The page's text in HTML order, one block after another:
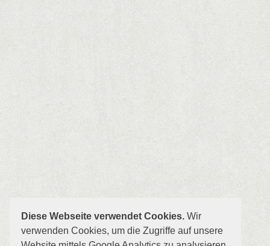
Diese Webseite verwendet Cookies. Wir
verwenden Cookies, um die Zugriffe auf unsere